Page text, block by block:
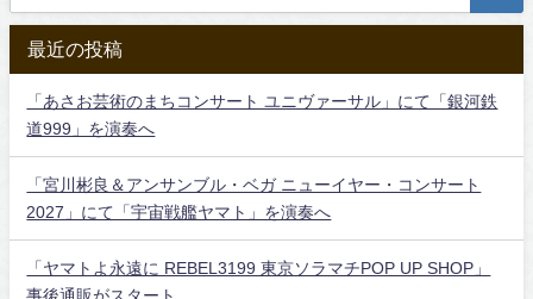
最近の投稿
「あさお芸術のまちコンサート ユニヴァーサル」にて「銀河鉄
道999」を演奏へ
「宮川彬良＆アンサンブル・ベガ ニューイヤー・コンサート
2027」にて「宇宙戦艦ヤマト」を演奏へ
「ヤマトよ永遠に REBEL3199 東京ソラマチPOP UP SHOP」
事後通販がスタート